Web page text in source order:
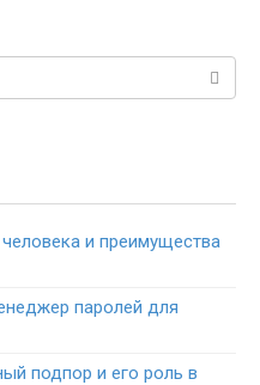
и преимущества
паролей для
подпор и его роль в